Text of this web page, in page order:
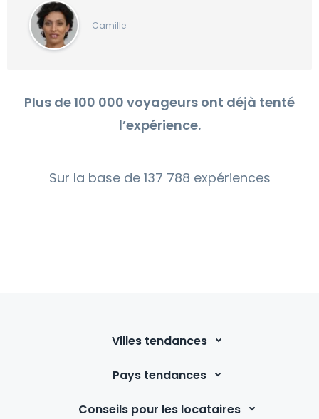
Camille
Plus de 100 000 voyageurs ont déjà tenté
l’expérience.
Sur la base de 137 788 expériences
Villes tendances
Pays tendances
Conseils pour les locataires